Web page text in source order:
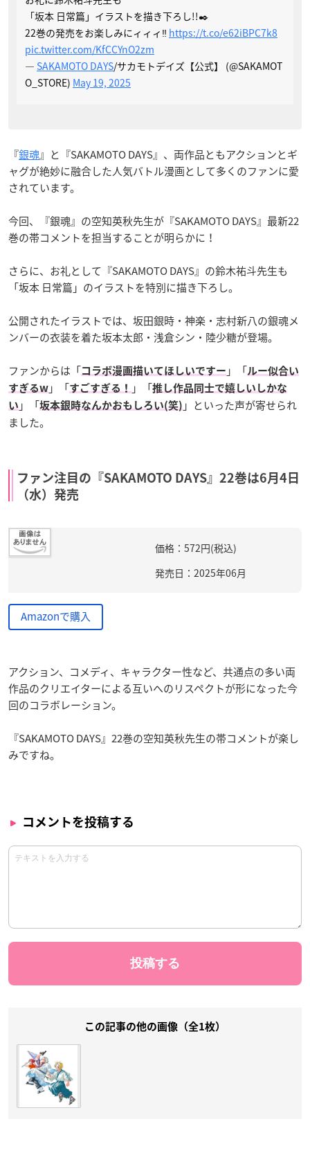
「坂本 日常篇」イラストを描き下ろし!!✒️
22巻の発売をお楽しみにィィィ‼️ https://t.co/e62iBPC7k8
pic.twitter.com/KfCCYnO2zm
— SAKAMOTO DAYS/サカモトデイズ【公式】 (@SAKAMOT
O_STORE) May 19, 2025
『銀魂』と『SAKAMOTO DAYS』、両作品ともアクションとギ
ャグが絶妙に融合した人気バトル漫画として多くのファンに愛
されています。
今回、『銀魂』の空知英秋先生が『SAKAMOTO DAYS』最新22
巻の帯コメントを担当することが明らかに！
さらに、お礼として『SAKAMOTO DAYS』の鈴木祐斗先生も
「坂本 日常篇」のイラストを特別に描き下ろし。
公開されたイラストでは、坂田銀時・神楽・志村新八の銀魂メ
ンバーの衣装を着た坂本太郎・浅倉シン・陸少糖が登場。
ファンからは「コラボ漫画描いてほしいですー 」「ルー似合い
すぎるw 」「すごすぎる！ 」「推し作品同士で嬉しいしかな
い 」「坂本銀時なんかおもしろい(笑) 」といった声が寄せられ
ました。
ファン注目の『SAKAMOTO DAYS』22巻は6月4日
（水）発売
価格：572円(税込)
発売日：2025年06月
Amazonで購入
アクション、コメディ、キャラクター性など、共通点の多い両
作品のクリエイターによる互いへのリスペクトが形になった今
回のコラボレーション。
『SAKAMOTO DAYS』22巻の空知英秋先生の帯コメントが楽し
みですね。
コメントを投稿する
この記事の他の画像（全1枚）